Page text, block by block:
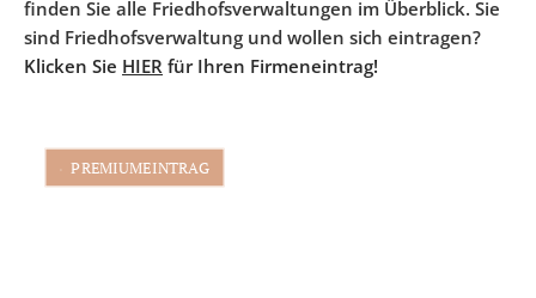
finden Sie alle Friedhofsverwaltungen im Überblick. Sie
sind Friedhofsverwaltung und wollen sich eintragen?
Klicken Sie HIER für Ihren Firmeneintrag!
PREMIUMEINTRAG